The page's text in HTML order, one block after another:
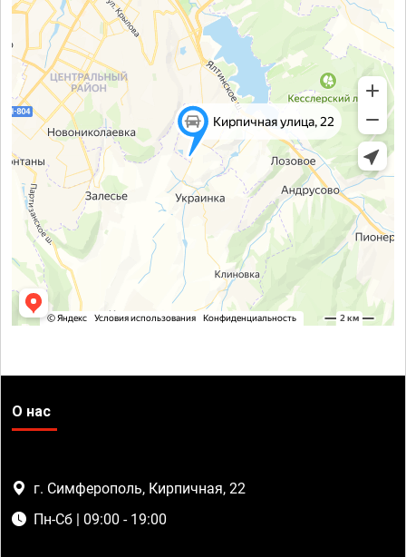
О нас
г. Симферополь, Кирпичная, 22
Пн-Сб | 09:00 - 19:00